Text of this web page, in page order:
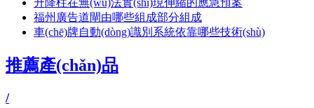
升降柱在無(wú)法實(shí)現伸縮的應急預案
福州廣告道閘由哪些組成部分組成
車(chē)牌自動(dòng)識別系統依靠哪些技術(shù)
推薦產(chǎn)品
/